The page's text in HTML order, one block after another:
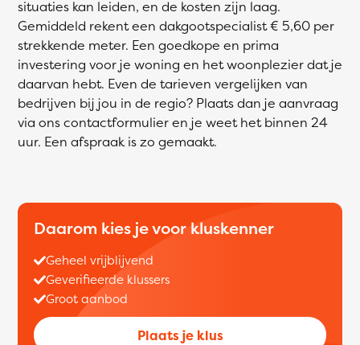
situaties kan leiden, en de kosten zijn laag.
Gemiddeld rekent een dakgootspecialist € 5,60 per
strekkende meter. Een goedkope en prima
investering voor je woning en het woonplezier dat je
daarvan hebt. Even de tarieven vergelijken van
bedrijven bij jou in de regio? Plaats dan je aanvraag
via ons contactformulier en je weet het binnen 24
uur. Een afspraak is zo gemaakt.
Daarom kies je voor kluskenner
Geheel vrijblijvend
Geverifieerde klussers
Groot aanbod
Plaats je klus